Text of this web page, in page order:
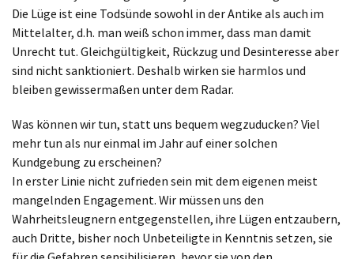
Die Lüge ist eine Todsünde sowohl in der Antike als auch im
Mittelalter, d.h. man weiß schon immer, dass man damit
Unrecht tut. Gleichgültigkeit, Rückzug und Desinteresse aber
sind nicht sanktioniert. Deshalb wirken sie harmlos und
bleiben gewissermaßen unter dem Radar.
Was können wir tun, statt uns bequem wegzuducken? Viel
mehr tun als nur einmal im Jahr auf einer solchen
Kundgebung zu erscheinen?
In erster Linie nicht zufrieden sein mit dem eigenen meist
mangelnden Engagement. Wir müssen uns den
Wahrheitsleugnern entgegenstellen, ihre Lügen entzaubern,
auch Dritte, bisher noch Unbeteiligte in Kenntnis setzen, sie